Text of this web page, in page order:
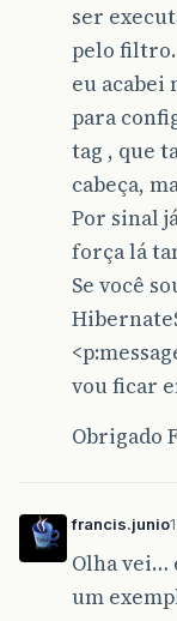
ser
pelo filtro.
eu acabei
para
tag , que
cabeça,
Por sinal
força lá
Se você
vou ficar
Obrigado
francis.junio
Olha vei…
um